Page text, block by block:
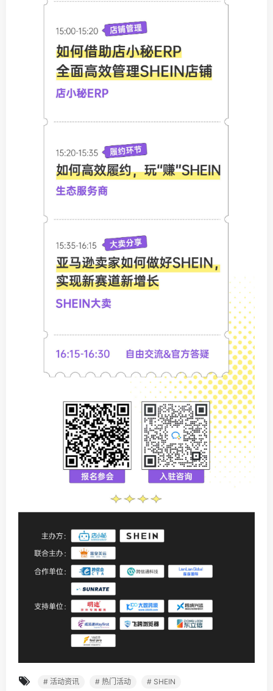
# 活动资讯 # 热门活动 # SHEIN